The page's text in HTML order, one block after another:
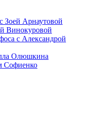
Зоей Арнаутовой
Винокуровой
с Александрой
Олюшкина
Софиенко